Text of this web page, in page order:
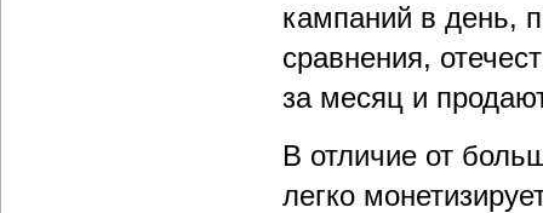
кампаний в день,
сравнения,
за месяц и
В отличие от
легко